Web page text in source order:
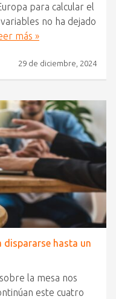
para calcular el
no ha dejado
más »
29 de diciembre, 2024
dispararse hasta un
la mesa nos
este cuatro